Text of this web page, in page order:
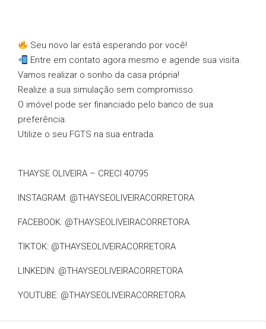
Seu novo lar está esperando por você!
Entre em contato agora mesmo e agende sua visita.
Vamos realizar o sonho da casa própria!
Realize a sua simulação sem compromisso.
O imóvel pode ser financiado pelo banco de sua
preferência.
Utilize o seu FGTS na sua entrada.
THAYSE OLIVEIRA – CRECI 40795
INSTAGRAM: @THAYSEOLIVEIRACORRETORA
FACEBOOK: @THAYSEOLIVEIRACORRETORA
TIKTOK: @THAYSEOLIVEIRACORRETORA
LINKEDIN: @THAYSEOLIVEIRACORRETORA
YOUTUBE: @THAYSEOLIVEIRACORRETORA